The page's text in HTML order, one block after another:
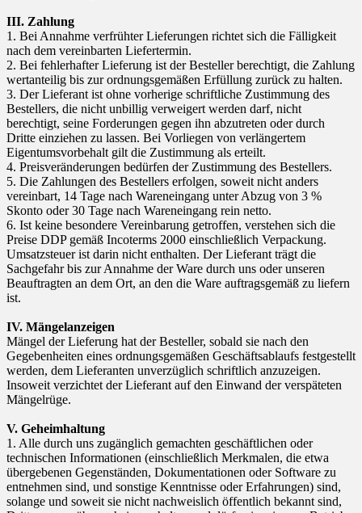
III. Zahlung
1. Bei Annahme verfrühter Lieferungen richtet sich die Fälligkeit
nach dem vereinbarten Liefertermin.
2. Bei fehlerhafter Lieferung ist der Besteller berechtigt, die Zahlung
wertanteilig bis zur ordnungsgemäßen Erfüllung zurück zu halten.
3. Der Lieferant ist ohne vorherige schriftliche Zustimmung des
Bestellers, die nicht unbillig verweigert werden darf, nicht
berechtigt, seine Forderungen gegen ihn abzutreten oder durch
Dritte einziehen zu lassen. Bei Vorliegen von verlängertem
Eigentumsvorbehalt gilt die Zustimmung als erteilt.
4. Preisveränderungen bedürfen der Zustimmung des Bestellers.
5. Die Zahlungen des Bestellers erfolgen, soweit nicht anders
vereinbart, 14 Tage nach Wareneingang unter Abzug von 3 %
Skonto oder 30 Tage nach Wareneingang rein netto.
6. Ist keine besondere Vereinbarung getroffen, verstehen sich die
Preise DDP gemäß Incoterms 2000 einschließlich Verpackung.
Umsatzsteuer ist darin nicht enthalten. Der Lieferant trägt die
Sachgefahr bis zur Annahme der Ware durch uns oder unseren
Beauftragten an dem Ort, an den die Ware auftragsgemäß zu liefern
ist.
IV. Mängelanzeigen
Mängel der Lieferung hat der Besteller, sobald sie nach den
Gegebenheiten eines ordnungsgemäßen Geschäftsablaufs festgestellt
werden, dem Lieferanten unverzüglich schriftlich anzuzeigen.
Insoweit verzichtet der Lieferant auf den Einwand der verspäteten
Mängelrüge.
V. Geheimhaltung
1. Alle durch uns zugänglich gemachten geschäftlichen oder
technischen Informationen (einschließlich Merkmalen, die etwa
übergebenen Gegenständen, Dokumentationen oder Software zu
entnehmen sind, und sonstige Kenntnisse oder Erfahrungen) sind,
solange und soweit sie nicht nachweislich öffentlich bekannt sind,